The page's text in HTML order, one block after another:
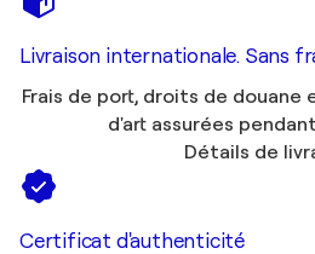
Livraison internationale. Sans
Frais de port, droits de
d'art assurées
Détails de
Certificat d'authenticité